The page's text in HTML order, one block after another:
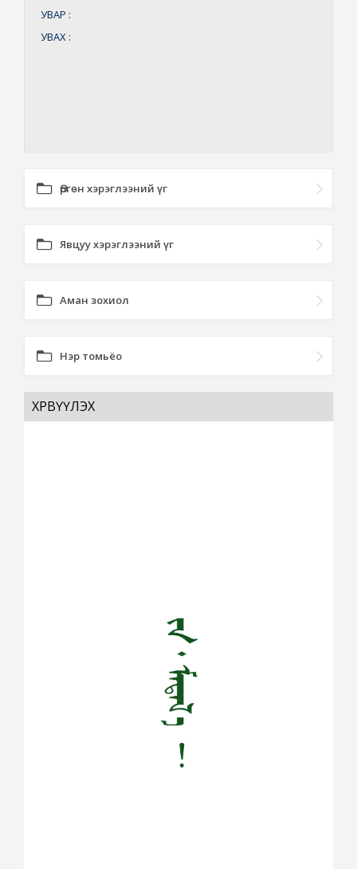
УВАР :
УВАХ :
Өргөн хэрэглээний үг
Явцуу хэрэглээний үг
Аман зохиол
Нэр томьёо
ХӨРВҮҮЛЭХ